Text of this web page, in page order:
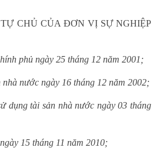
CHỦ CỦA ĐƠN VỊ SỰ NGHIỆP
phủ ngày 25 tháng 12 năm 2001;
nước ngày 16 tháng 12 năm 2002;
dụng tài sản nhà nước ngày 03 tháng
15 tháng 11 năm 2010;